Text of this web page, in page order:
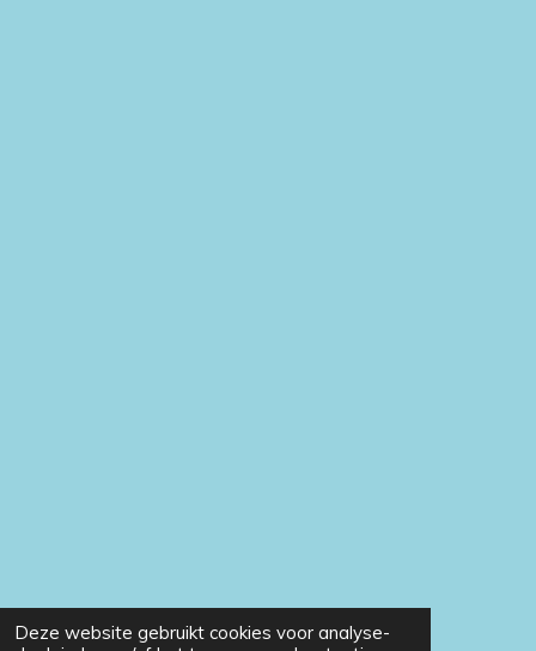
Deze website gebruikt cookies voor analyse-